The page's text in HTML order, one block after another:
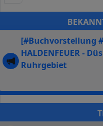
[#Buchvorstellung
HALDENFEUER -
Ruhrgebiet